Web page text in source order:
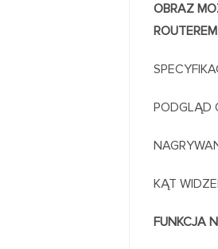
OBRAZ
ROUTEREM
PODGLĄD
KĄT
FUNKCJA